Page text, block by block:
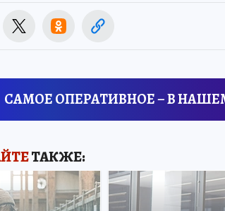
САМОЕ ОПЕРАТИВНОЕ – В
ТАКЖЕ: